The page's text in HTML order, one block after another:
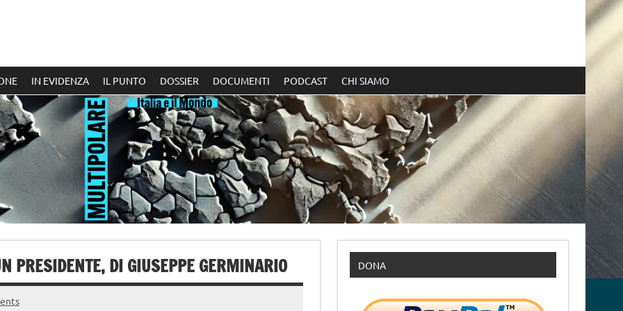
IN EVIDENZA IL PUNTO DOSSIER DOCUMENTI PODCAST CHI SIAMO
PRESIDENTE, DI GIUSEPPE GERMINARIO DONA